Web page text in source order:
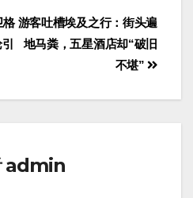
游客吐槽埃及之行：街头遍
地马粪，五星酒店却“破旧
不堪”
格
admin